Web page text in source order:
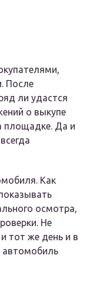
После
ли удастся
о выкупе
площадке. Да и
Как
осмотра,
Не
тот же день и в
автомобиль